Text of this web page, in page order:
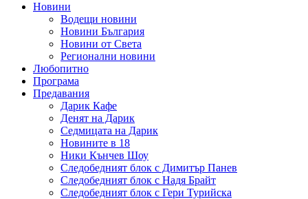
Новини
Водещи новини
Новини България
Новини от Света
Регионални новини
Любопитно
Програма
Предавания
Дарик Кафе
Денят на Дарик
Седмицата на Дарик
Новините в 18
Ники Кънчев Шоу
Следобедният блок с Димитър Панев
Следобедният блок с Надя Брайт
Следобедният блок с Гери Турийска